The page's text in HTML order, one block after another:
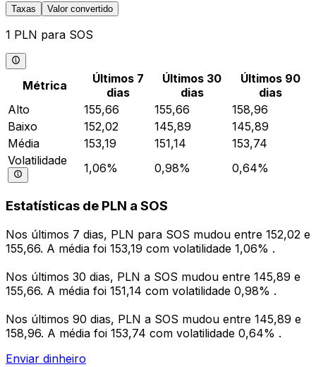
Taxas Valor convertido
1 PLN para SOS
Métrica
Últimos 7
dias
Últimos 30
dias
Últimos 90
dias
Alto
155,66 155,66
158,96
Baixo
152,02 145,89
145,89
Média
153,19 151,14
153,74
Volatilidade
1,06% 0,98% 0,64%
Estatísticas de PLN a SOS
Nos últimos 7 dias, PLN para SOS mudou entre 152,02 e
155,66. A média foi 153,19 com volatilidade 1,06% .
Nos últimos 30 dias, PLN a SOS mudou entre 145,89 e
155,66. A média foi 151,14 com volatilidade 0,98% .
Nos últimos 90 dias, PLN a SOS mudou entre 145,89 e
158,96. A média foi 153,74 com volatilidade 0,64% .
Enviar dinheiro